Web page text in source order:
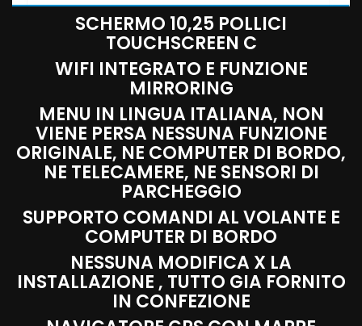
SCHERMO 10,25 POLLICI
TOUCHSCREEN C
WIFI INTEGRATO E FUNZIONE
MIRRORING
MENU IN LINGUA ITALIANA, NON
VIENE PERSA NESSUNA FUNZIONE
ORIGINALE, NE COMPUTER DI BORDO,
NE TELECAMERE, NE SENSORI DI
PARCHEGGIO
SUPPORTO COMANDI AL VOLANTE E
COMPUTER DI BORDO
NESSUNA MODIFICA X LA
INSTALLAZIONE , TUTTO GIA FORNITO
IN CONFEZIONE